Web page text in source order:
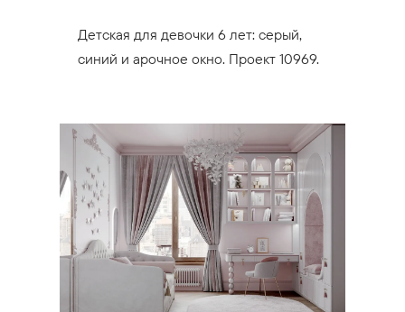
Детская для девочки 6 лет: серый,
синий и арочное окно. Проект 10969.